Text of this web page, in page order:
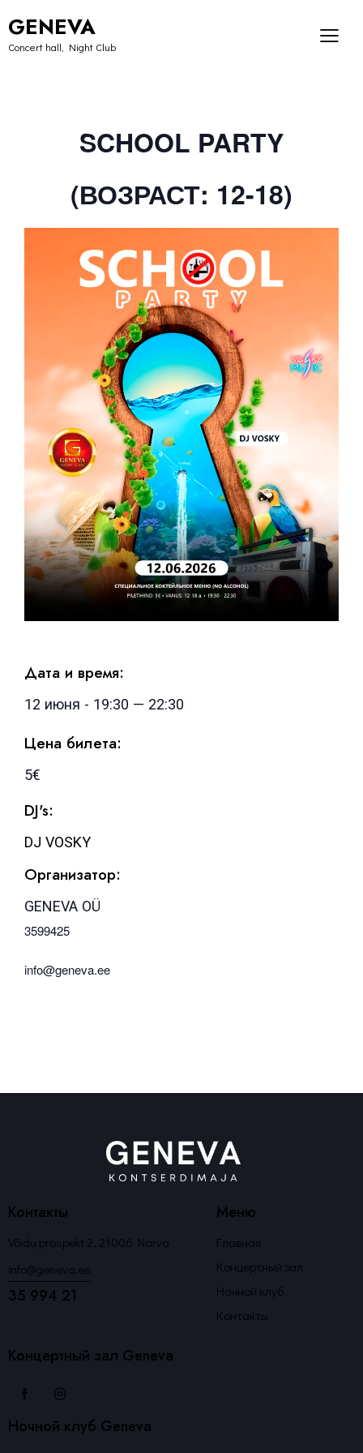
GENEVA
Concert hall, Night Club
SCHOOL PARTY
(ВОЗРАСТ: 12-18)
Дата и время:
12 июня - 19:30 — 22:30
Цена билета:
5€
DJ's:
DJ VOSKY
Организатор:
GENEVA OÜ
3599425
info@geneva.ee
Контакты
Võidu prospekt 2, 21006 Narva
info@geneva.ee
35 994 21
Меню
Главная
Концертный зал
Ночной клуб
Контакты
Концертный зал Geneva
Ночной клуб Geneva